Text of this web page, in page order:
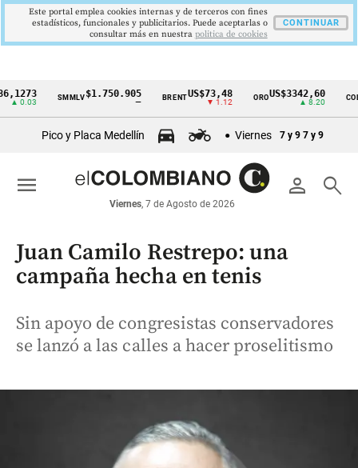
Cintillo
económicos
Colombia
SMMLV$1.750.905 BRENTUS$73,48
▼ 1.12
US$3342,60
▲ 8.20
COLCAP
Pico y Placa Medellín Viernes 7 y 9 7 y 9
person search
Viernes, 7 de Agosto de 2026
menu
Juan Camilo Restrepo: una
campaña hecha en tenis
Sin apoyo de congresistas conservadores
se lanzó a las calles a hacer proselitismo
Este portal emplea cookies internas y de terceros con fines
estadísticos, funcionales y publicitarios. Puede aceptarlas o
consultar más en nuestra politica de cookies
CONTINUAR